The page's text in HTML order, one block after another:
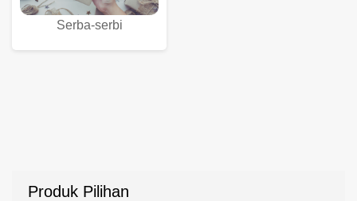
Serba-serbi
Produk Pilihan